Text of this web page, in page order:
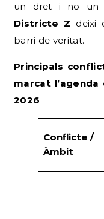
un dret i no un
Districte Z deixi
barri de veritat.
Principals
marcat
2026
Conflicte /
Àmbit